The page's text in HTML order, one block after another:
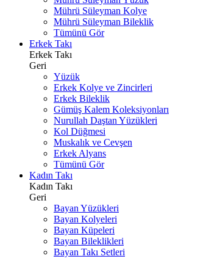
Mührü Süleyman Kolye
Mührü Süleyman Bileklik
Tümünü Gör
Erkek Takı
Erkek Takı
Geri
Yüzük
Erkek Kolye ve Zincirleri
Erkek Bileklik
Gümüş Kalem Koleksiyonları
Nurullah Daştan Yüzükleri
Kol Düğmesi
Muskalık ve Cevşen
Erkek Alyans
Tümünü Gör
Kadın Takı
Kadın Takı
Geri
Bayan Yüzükleri
Bayan Kolyeleri
Bayan Küpeleri
Bayan Bileklikleri
Bayan Takı Setleri